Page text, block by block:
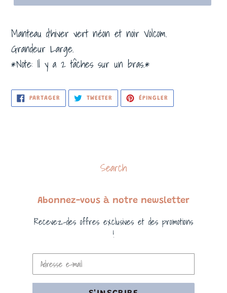
Manteau d'hiver vert néon et noir Volcom.
Grandeur Large.
*Note: Il y a 2 tâches sur un bras.*
PARTAGER PARTAGER
FACEBOOK
TWEETER
TWEETER
TWITTER
ÉPINGLER
PINTEREST
Search
Abonnez-vous à notre newsletter
Recevez-des offres exclusives et des promotions
!